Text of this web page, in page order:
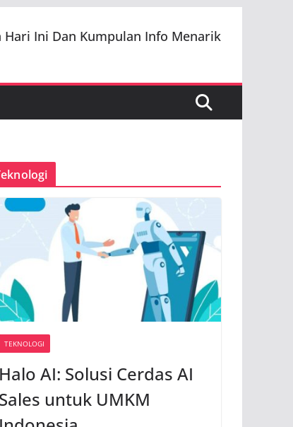
Hari Ini Dan Kumpulan Info Menarik
TEKNOLOGI
Halo AI: Solusi Cerdas AI
Sales untuk UMKM